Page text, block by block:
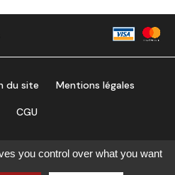
du site Mentions légales
CGU
you control over what you want